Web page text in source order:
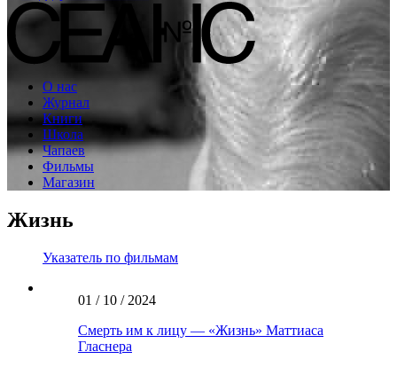
О нас
Журнал
Книги
Школа
Чапаев
Фильмы
Магазин
Жизнь
Указатель по фильмам
01 / 10 / 2024
Смерть им к лицу — «Жизнь» Маттиаса
Гласнера